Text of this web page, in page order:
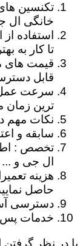
تکنسین
خانگی ال
استفاده
تا کار به
قیمت های
قابل
سرعت عمل
ترین زمان
نکات مهم
سابقه و
تخصص :
ال جی و
هزینه
حاصل
دسترسی
خدمات پس